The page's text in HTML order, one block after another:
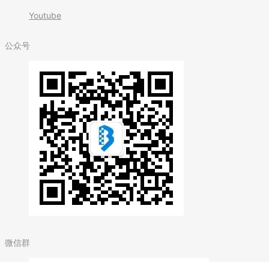
Youtube
公众号
微信群